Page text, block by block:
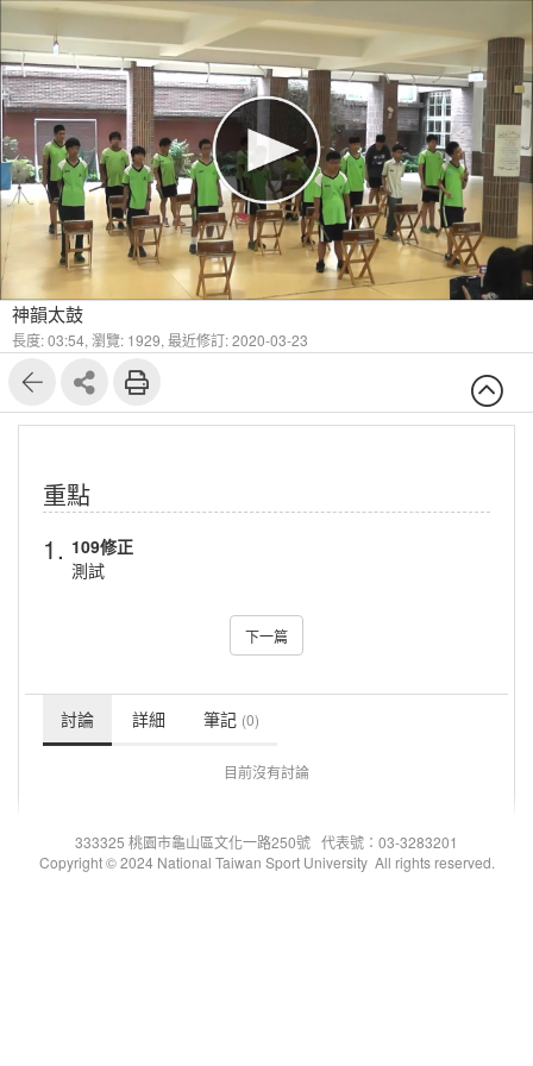
神韻太鼓
長度: 03:54, 瀏覽: 1929, 最近修訂: 2020-03-23
重點
1. 109修正
測試
下一篇
討論 詳細 筆記 (0)
目前沒有討論
333325 桃園市龜山區文化一路250號 代表號：03-3283201
Copyright © 2024 National Taiwan Sport University All rights reserved.